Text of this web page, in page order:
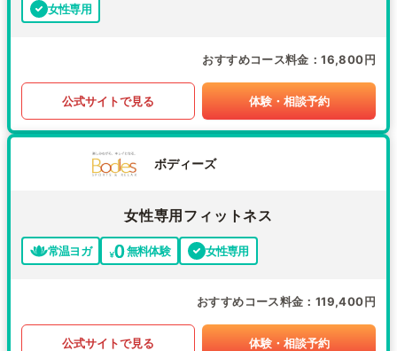
女性専用
おすすめコース料金 16,800円
公式サイトで見る 体験・相談予約
ボディーズ
女性専用フィットネス
常温ヨガ 無料体験 女性専用
おすすめコース料金 119,400円
公式サイトで見る 体験・相談予約